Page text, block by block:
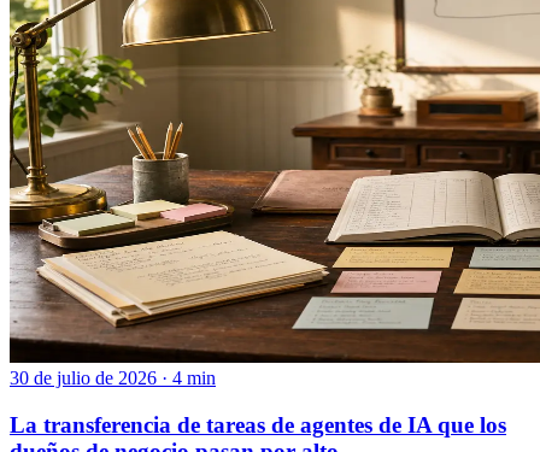
30 de julio de 2026 · 4 min
La transferencia de tareas de agentes de IA que los